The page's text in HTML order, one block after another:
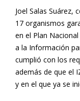
Joel Salas
17 organismos
en el Plan
a la Información
cumplió con los
además de que el
y en el que ya se